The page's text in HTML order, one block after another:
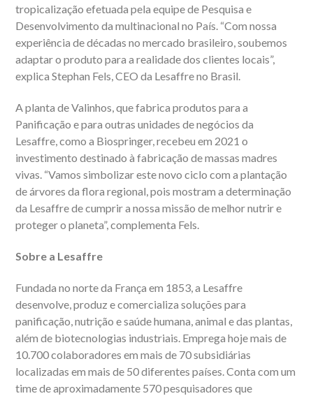
tropicalização efetuada pela equipe de Pesquisa e
Desenvolvimento da multinacional no País. “Com nossa
experiência de décadas no mercado brasileiro, soubemos
adaptar o produto para a realidade dos clientes locais”,
explica Stephan Fels, CEO da Lesaffre no Brasil.
A planta de Valinhos, que fabrica produtos para a
Panificação e para outras unidades de negócios da
Lesaffre, como a Biospringer, recebeu em 2021 o
investimento destinado à fabricação de massas madres
vivas. “Vamos simbolizar este novo ciclo com a plantação
de árvores da flora regional, pois mostram a determinação
da Lesaffre de cumprir a nossa missão de melhor nutrir e
proteger o planeta”, complementa Fels.
Sobre a Lesaffre
Fundada no norte da França em 1853, a Lesaffre
desenvolve, produz e comercializa soluções para
panificação, nutrição e saúde humana, animal e das plantas,
além de biotecnologias industriais. Emprega hoje mais de
10.700 colaboradores em mais de 70 subsidiárias
localizadas em mais de 50 diferentes países. Conta com um
time de aproximadamente 570 pesquisadores que